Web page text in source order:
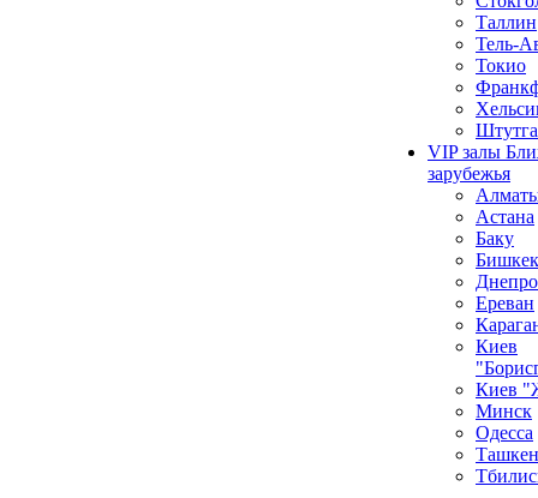
Таллин
Тель-
Токио
VIP залы
зарубежья
Астана
Баку
Бишкек
Ереван
Киев
Киев
Минск
Одесса